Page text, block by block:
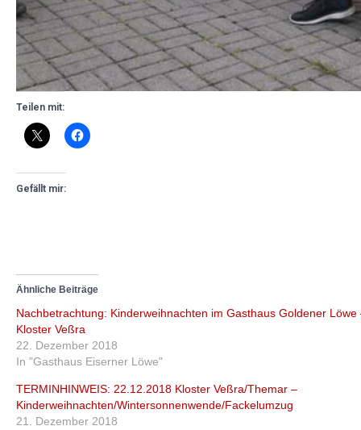
Teilen mit:
Gefällt mir:
Ähnliche Beiträge
Nachbetrachtung: Kinderweihnachten im Gasthaus Goldener Löwe
Kloster Veßra
22. Dezember 2018
In "Gasthaus Eiserner Löwe"
TERMINHINWEIS: 22.12.2018 Kloster Veßra/Themar –
Kinderweihnachten/Wintersonnenwende/Fackelumzug
21. Dezember 2018